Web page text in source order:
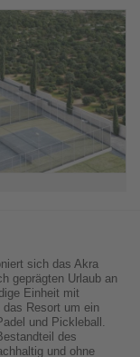
sich das Akra
geprägten Urlaub an
Einheit mit
das Resort um ein
und Pickleball.
des
und ohne